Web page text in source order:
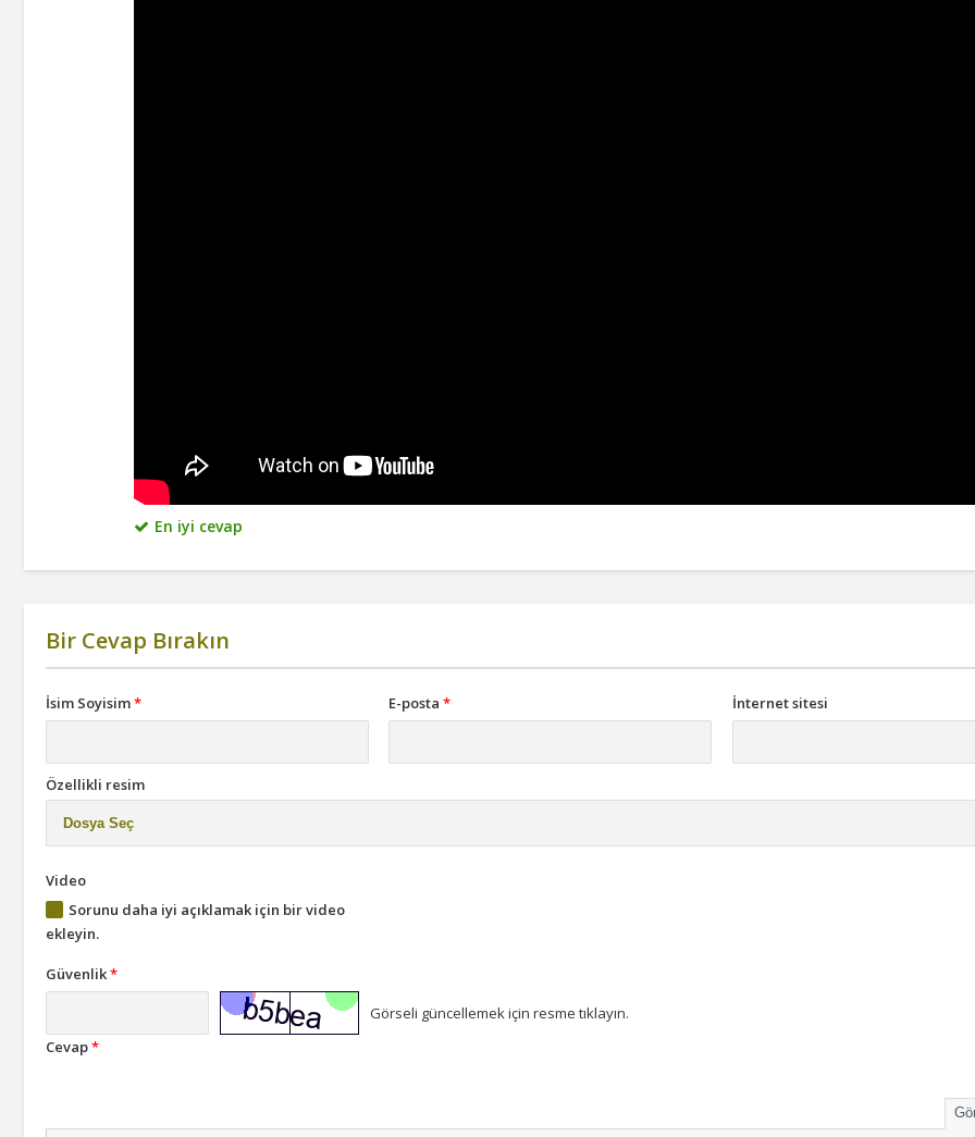
En iyi cevap
Bir Cevap Bırakın
İsim Soyisim* E-posta * İnternet sitesi
Özellikli resim
Dosya Seç
Video
Sorunu daha iyi açıklamak için bir video
ekleyin.
Güvenlik*
Görseli güncellemek için resme tıklayın.
Cevap*